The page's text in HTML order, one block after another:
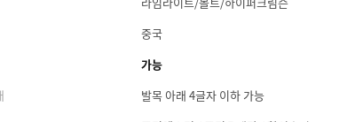
중국
가능
발목 아래 4글자 이하 가능